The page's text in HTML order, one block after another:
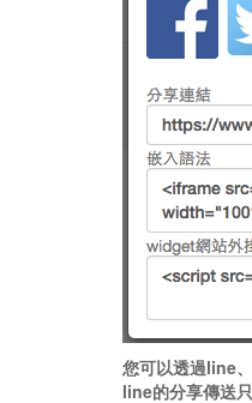
您可以透過line
line的分享傳送